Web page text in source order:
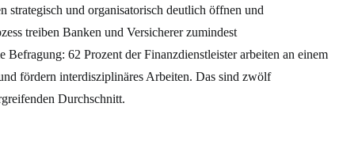
strategisch und organisatorisch deutlich öffnen und
treiben Banken und Versicherer zumindest
62 Prozent der Finanzdienstleister arbeiten an einem
fördern interdisziplinäres Arbeiten. Das sind zwölf
Durchschnitt.